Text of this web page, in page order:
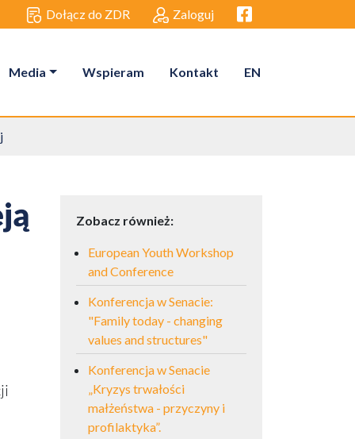
Dołącz do ZDR Zaloguj Facebook link
Media Wspieram Kontakt EN
Zobacz również:
European Youth Workshop
and Conference
Konferencja w Senacie:
"Family today - changing
values and structures"
Konferencja w Senacie
„Kryzys trwałości
małżeństwa - przyczyny i
profilaktyka”.